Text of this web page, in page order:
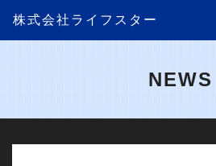
株式会社ライフスター
NEWS